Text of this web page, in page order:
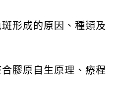
斑形成的原因、種類及
合膠原自生原理、療程